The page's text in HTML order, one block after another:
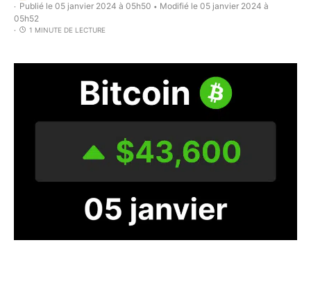
Publié le 05 janvier 2024 à 05h50 • Modifié le 05 janvier 2024 à
05h52
1 MINUTE DE LECTURE